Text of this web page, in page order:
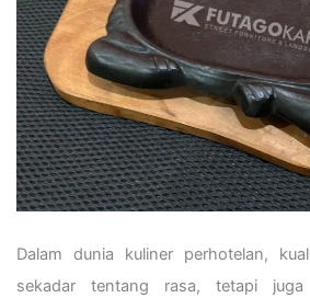
Dalam dunia kuliner perhotelan,
sekadar tentang rasa, tetapi juga